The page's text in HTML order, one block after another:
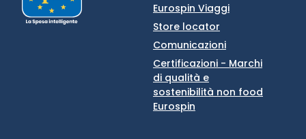
Eurospin Viaggi
Store locator
Comunicazioni
Certificazioni - Marchi
di qualità e
sostenibilità non food
Eurospin